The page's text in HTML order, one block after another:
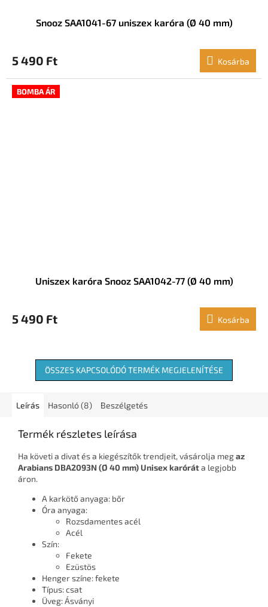
Snooz SAA1041-67 uniszex karóra (Ø 40 mm)
5 490 Ft Kosárba
BOMBA ÁR
Uniszex karóra Snooz SAA1042-77 (Ø 40 mm)
5 490 Ft Kosárba
ÖSSZES KAPCSOLÓDÓ TERMÉK MEGJELENÍTÉSE
Leírás Hasonló (8) Beszélgetés
Termék részletes leírása
Ha követi a divat és a kiegészítők trendjeit, vásárolja megaz
Arabians DBA2093N (Ø 40 mm) Unisex karóráta legjobb
áron.
A karkötő anyaga: bőr
Óra anyaga:
Rozsdamentes acél
Acél
Szín:
Fekete
Ezüstös
Henger színe: fekete
Típus: csat
Üveg: Ásványi